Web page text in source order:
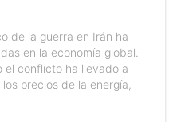
de la guerra en Irán ha
en la economía global.
el conflicto ha llevado a
precios de la energía,